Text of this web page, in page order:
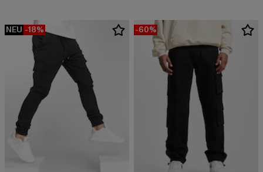
NEU -18% -60%